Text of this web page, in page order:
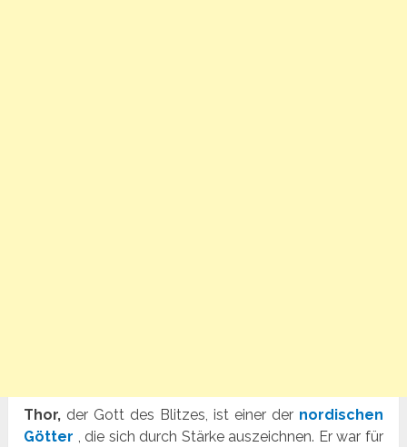
Thor, der Gott des Blitzes, ist einer der nordischen
Götter , die sich durch Stärke auszeichnen. Er war für